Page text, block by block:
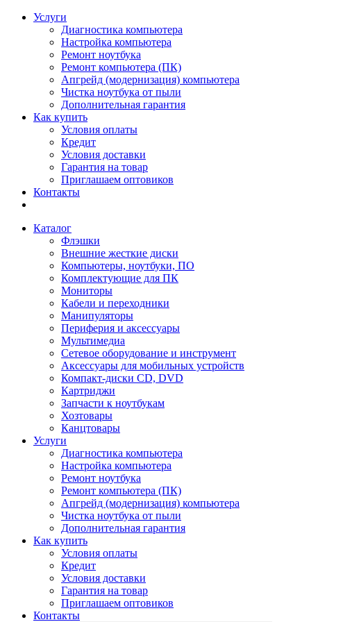
Услуги
Диагностика компьютера
Настройка компьютера
Ремонт ноутбука
Ремонт компьютера (ПК)
Апгрейд (модернизация) компьютера
Чистка ноутбука от пыли
Дополнительная гарантия
Как купить
Условия оплаты
Кредит
Условия доставки
Гарантия на товар
Приглашаем оптовиков
Контакты
Каталог
Флэшки
Внешние жесткие диски
Компьютеры, ноутбуки, ПО
Комплектующие для ПК
Мониторы
Кабели и переходники
Манипуляторы
Периферия и аксессуары
Мультимедиа
Сетевое оборудование и инструмент
Аксессуары для мобильных устройств
Компакт-диски CD, DVD
Картриджи
Запчасти к ноутбукам
Хозтовары
Канцтовары
Услуги
Диагностика компьютера
Настройка компьютера
Ремонт ноутбука
Ремонт компьютера (ПК)
Апгрейд (модернизация) компьютера
Чистка ноутбука от пыли
Дополнительная гарантия
Как купить
Условия оплаты
Кредит
Условия доставки
Гарантия на товар
Приглашаем оптовиков
Контакты